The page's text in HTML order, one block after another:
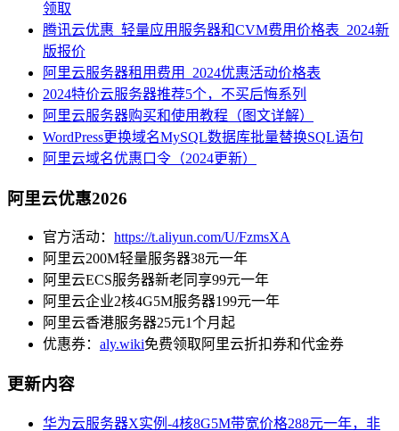
领取
腾讯云优惠_轻量应用服务器和CVM费用价格表_2024新
版报价
阿里云服务器租用费用_2024优惠活动价格表
2024特价云服务器推荐5个，不买后悔系列
阿里云服务器购买和使用教程（图文详解）
WordPress更换域名MySQL数据库批量替换SQL语句
阿里云域名优惠口令（2024更新）
阿里云优惠2026
官方活动： https://t.aliyun.com/U/FzmsXA
阿里云200M轻量服务器38元一年
阿里云ECS服务器新老同享99元一年
阿里云企业2核4G5M服务器199元一年
阿里云香港服务器25元1个月起
优惠券： aly.wiki免费领取阿里云折扣券和代金券
更新内容
华为云服务器X实例-4核8G5M带宽价格288元一年，非